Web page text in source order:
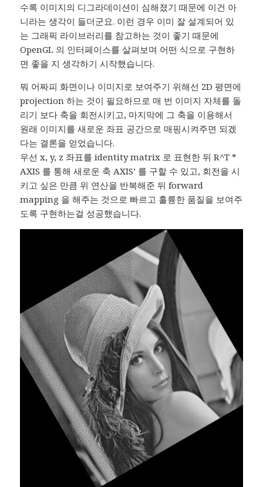
수록 이미지의 디그라데이션이 심해졌기 때문에 이건 아
니라는 생각이 들더군요. 이런 경우 이미 잘 설계되어 있
는 그래픽 라이브러리를 참고하는 것이 좋기 때문에
OpenGL 의 인터페이스를 살펴보며 어떤 식으로 구현하
면 좋을 지 생각하기 시작했습니다.
뭐 어짜피 화면이나 이미지로 보여주기 위해선 2D 평면에
projection 하는 것이 필요하므로 매 번 이미지 자체를 돌
리기 보다 축을 회전시키고, 마지막에 그 축을 이용해서
원래 이미지를 새로운 좌표 공간으로 매핑시켜주면 되겠
다는 결론을 얻었습니다.
우선 x, y, z 좌표를 identity matrix 로 표현한 뒤 R^T *
AXIS 를 통해 새로운 축 AXIS’ 를 구할 수 있고, 회전을 시
키고 싶은 만큼 위 연산을 반복해준 뒤 forward
mapping 을 해주는 것으로 빠르고 훌륭한 품질을 보여주
도록 구현하는걸 성공했습니다.